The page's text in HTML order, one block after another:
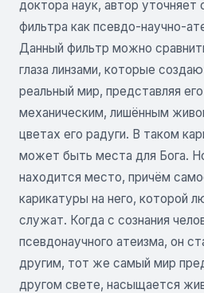
доктора наук, автор уточняет
фильтра как псевдо-научно-
Данный фильтр можно
глаза линзами, которые
реальный мир, представляя
механическим, лишённым
цветах его радуги. В таком
может быть места для Бога.
находится место, причём
карикатуры на него, которой
служат. Когда с сознания
псевдонаучного атеизма, он
другим, тот же самый мир
другом свете, насыщается